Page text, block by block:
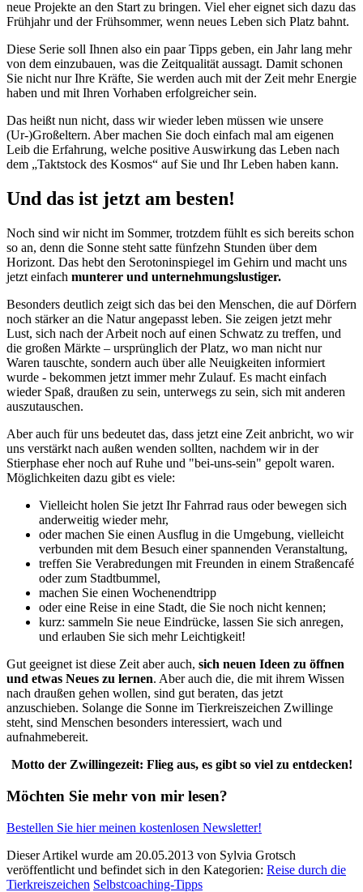
neue Projekte an den Start zu bringen. Viel eher eignet sich dazu das
Frühjahr und der Frühsommer, wenn neues Leben sich Platz bahnt.
Diese Serie soll Ihnen also ein paar Tipps geben, ein Jahr lang mehr
von dem einzubauen, was die Zeitqualität aussagt. Damit schonen
Sie nicht nur Ihre Kräfte, Sie werden auch mit der Zeit mehr Energie
haben und mit Ihren Vorhaben erfolgreicher sein.
Das heißt nun nicht, dass wir wieder leben müssen wie unsere
(Ur-)Großeltern. Aber machen Sie doch einfach mal am eigenen
Leib die Erfahrung, welche positive Auswirkung das Leben nach
dem „Taktstock des Kosmos“ auf Sie und Ihr Leben haben kann.
Und das ist jetzt am besten!
Noch sind wir nicht im Sommer, trotzdem fühlt es sich bereits schon
so an, denn die Sonne steht satte fünfzehn Stunden über dem
Horizont. Das hebt den Serotoninspiegel im Gehirn und macht uns
jetzt einfach munterer und unternehmungslustiger.
Besonders deutlich zeigt sich das bei den Menschen, die auf Dörfern
noch stärker an die Natur angepasst leben. Sie zeigen jetzt mehr
Lust, sich nach der Arbeit noch auf einen Schwatz zu treffen, und
die großen Märkte – ursprünglich der Platz, wo man nicht nur
Waren tauschte, sondern auch über alle Neuigkeiten informiert
wurde - bekommen jetzt immer mehr Zulauf. Es macht einfach
wieder Spaß, draußen zu sein, unterwegs zu sein, sich mit anderen
auszutauschen.
Aber auch für uns bedeutet das, dass jetzt eine Zeit anbricht, wo wir
uns verstärkt nach außen wenden sollten, nachdem wir in der
Stierphase eher noch auf Ruhe und "bei-uns-sein" gepolt waren.
Möglichkeiten dazu gibt es viele:
Vielleicht holen Sie jetzt Ihr Fahrrad raus oder bewegen sich
anderweitig wieder mehr,
oder machen Sie einen Ausflug in die Umgebung, vielleicht
verbunden mit dem Besuch einer spannenden Veranstaltung,
treffen Sie Verabredungen mit Freunden in einem Straßencafé
oder zum Stadtbummel,
machen Sie einen Wochenendtripp
oder eine Reise in eine Stadt, die Sie noch nicht kennen;
kurz: sammeln Sie neue Eindrücke, lassen Sie sich anregen,
und erlauben Sie sich mehr Leichtigkeit!
Gut geeignet ist diese Zeit aber auch, sich neuen Ideen zu öffnen
und etwas Neues zu lernen. Aber auch die, die mit ihrem Wissen
nach draußen gehen wollen, sind gut beraten, das jetzt
anzuschieben. Solange die Sonne im Tierkreiszeichen Zwillinge
steht, sind Menschen besonders interessiert, wach und
aufnahmebereit.
Motto der Zwillingezeit: Flieg aus, es gibt so viel zu entdecken!
Möchten Sie mehr von mir lesen?
Bestellen Sie hier meinen kostenlosen Newsletter!
Dieser Artikel wurde am 20.05.2013 von Sylvia Grotsch
veröffentlicht und befindet sich in den Kategorien: Reise durch die
Tierkreiszeichen Selbstcoaching-Tipps